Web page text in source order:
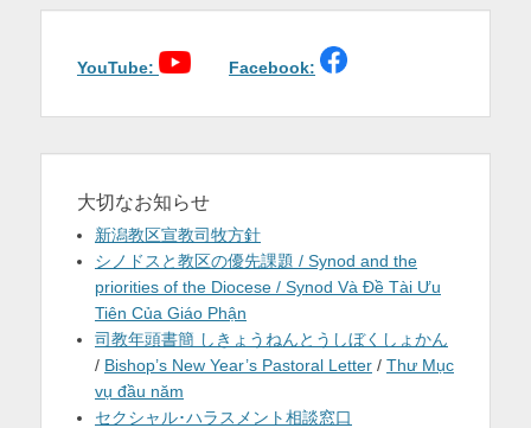
ー
ョ
YouTube: Facebook:
大切なお知らせ
新潟教区宣教司牧方針
シノドスと教区の優先課題 / Synod and the
priorities of the Diocese / Synod Và Đề Tài Ưu
Tiên Của Giáo Phận
司教年頭書簡 しきょうねんとうしぼくしょかん
/ Bishop’s New Year’s Pastoral Letter / Thư Mục
vụ đầu năm
セクシャル･ハラスメント相談窓口